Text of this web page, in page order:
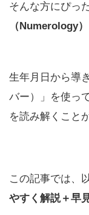
そんな方にぴっ
（Numerology）
生年月日から導
バー）」を使っ
を読み解くこと
この記事では、
やすく解説＋早